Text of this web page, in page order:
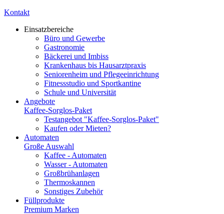
Kontakt
Einsatzbereiche
Büro und Gewerbe
Gastronomie
Bäckerei und Imbiss
Krankenhaus bis Hausarztpraxis
Seniorenheim und Pflegeeinrichtung
Fitnessstudio und Sportkantine
Schule und Universität
Angebote
Kaffee-Sorglos-Paket
Testangebot "Kaffee-Sorglos-Paket"
Kaufen oder Mieten?
Automaten
Große Auswahl
Kaffee - Automaten
Wasser - Automaten
Großbrühanlagen
Thermoskannen
Sonstiges Zubehör
Füllprodukte
Premium Marken